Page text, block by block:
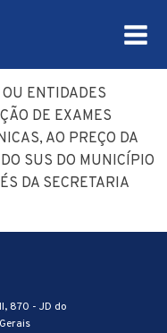
ENTIDADES
DE EXAMES
AO PREÇO DA
SUS DO MUNICÍPIO
DA SECRETARIA
870 - JD do